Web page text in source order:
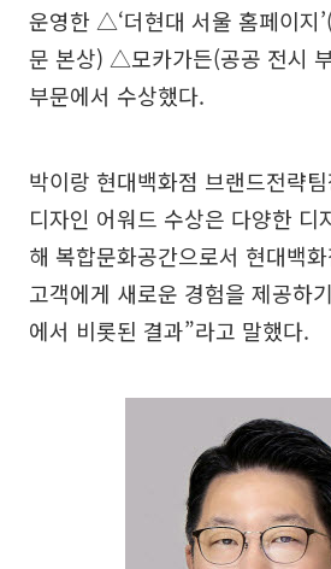
운영한 △‘더현대 서울 홈페이지
문 본상) △모카가든(공공 전시
부문에서 수상했다.
박이랑 현대백화점 브랜드전략
디자인 어워드 수상은 다양한 디
해 복합문화공간으로서 현대백
고객에게 새로운 경험을 제공하
에서 비롯된 결과”라고 말했다.